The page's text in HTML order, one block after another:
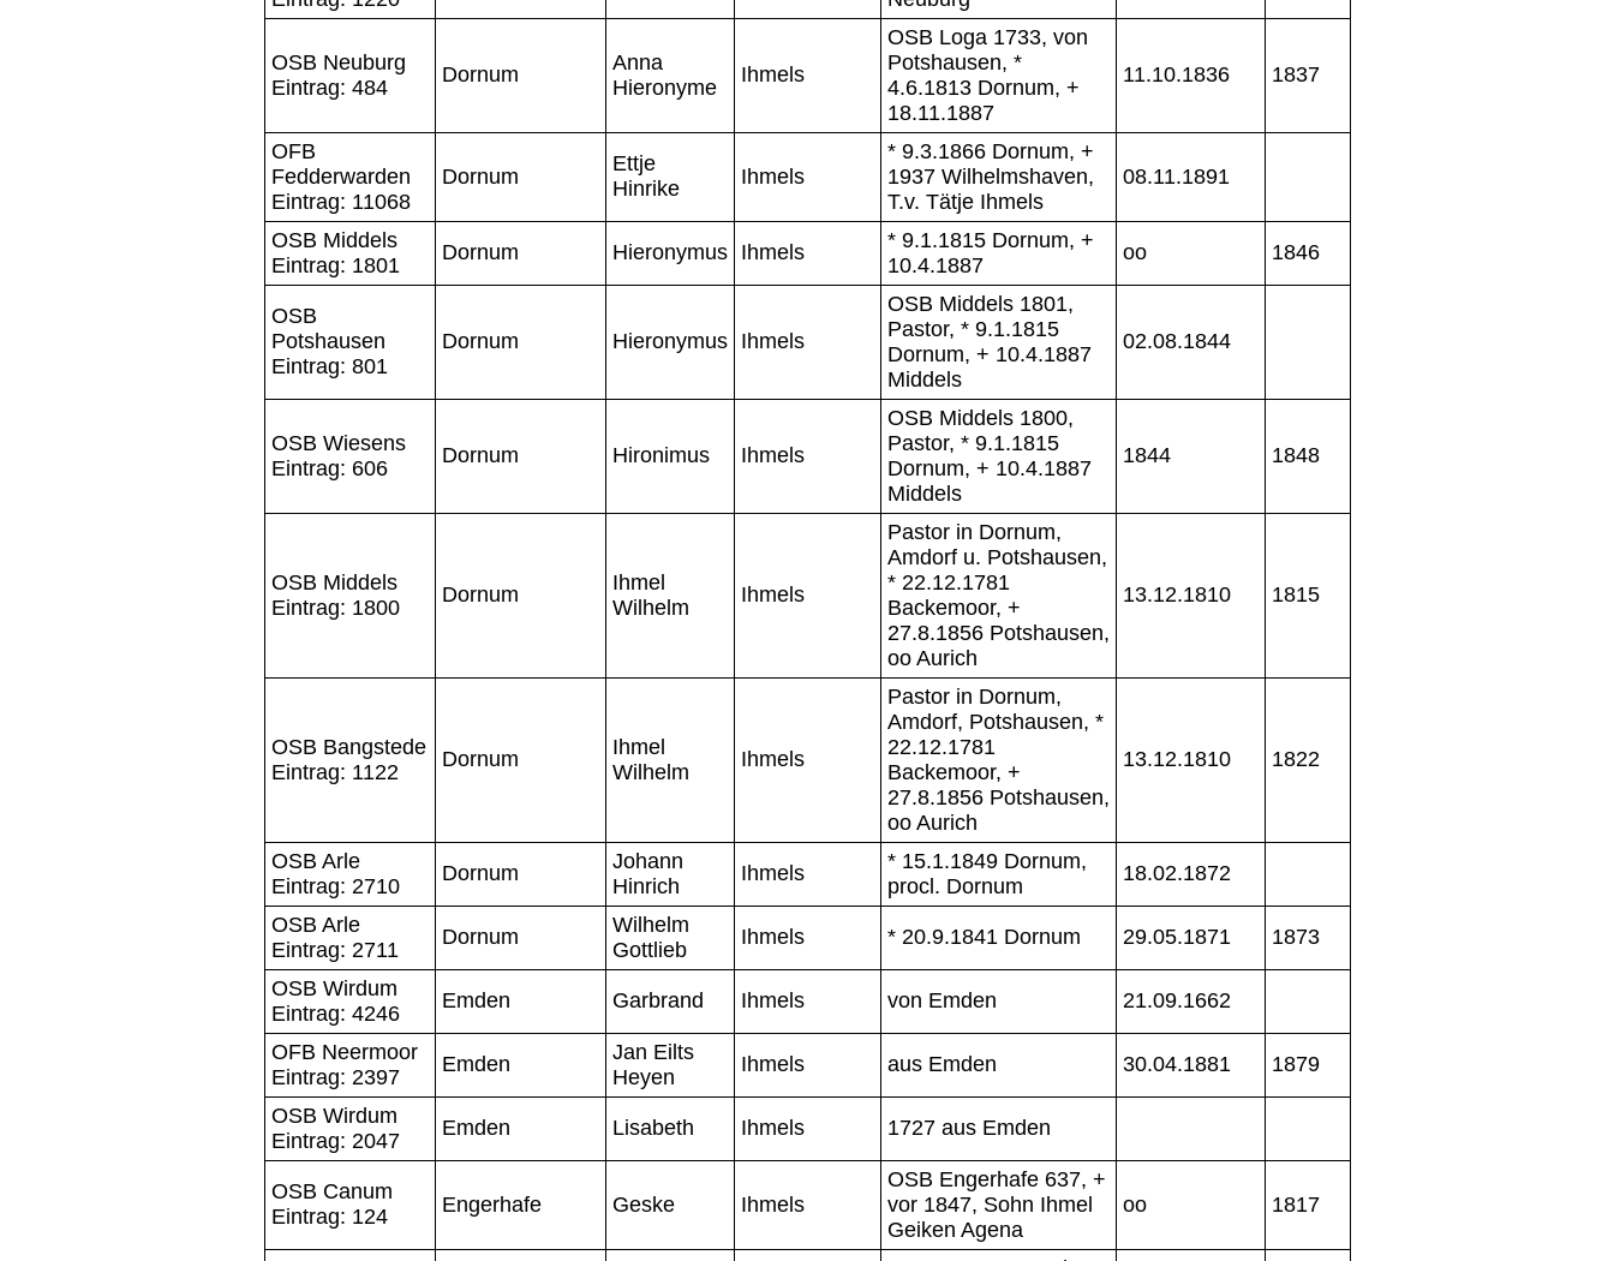
OSB Neuburg
Eintrag: 484
Dornum
Anna
Hieronyme
Ihmels
OSB Loga 1733, von
Potshausen, *
4.6.1813 Dornum, +
18.11.1887
11.10.1836 1837
OFB
Fedderwarden
Eintrag: 11068
Dornum
Ettje
Hinrike
Ihmels
* 9.3.1866 Dornum, +
1937 Wilhelmshaven,
T.v. Tätje Ihmels
08.11.1891
OSB Middels
Eintrag: 1801
Dornum Hieronymus Ihmels
* 9.1.1815 Dornum, +
10.4.1887
oo 1846
OSB
Potshausen
Eintrag: 801
Dornum Hieronymus Ihmels
OSB Middels 1801,
Pastor, * 9.1.1815
Dornum, + 10.4.1887
Middels
02.08.1844
OSB Wiesens
Eintrag: 606
Dornum Hironimus Ihmels
OSB Middels 1800,
Pastor, * 9.1.1815
Dornum, + 10.4.1887
Middels
1844 1848
OSB Middels
Eintrag: 1800
Dornum
Ihmel
Wilhelm
Ihmels
Pastor in Dornum,
Amdorf u. Potshausen,
* 22.12.1781
Backemoor, +
27.8.1856 Potshausen,
oo Aurich
13.12.1810 1815
OSB Bangstede
Eintrag: 1122
Dornum
Ihmel
Wilhelm
Ihmels
Pastor in Dornum,
Amdorf, Potshausen, *
22.12.1781
Backemoor, +
27.8.1856 Potshausen,
oo Aurich
13.12.1810 1822
OSB Arle
Eintrag: 2710
Dornum
Johann
Hinrich
Ihmels
* 15.1.1849 Dornum,
procl. Dornum
18.02.1872
OSB Arle
Eintrag: 2711
Dornum
Wilhelm
Gottlieb
Ihmels * 20.9.1841 Dornum 29.05.1871 1873
OSB Wirdum
Eintrag: 4246
Emden Garbrand Ihmels von Emden 21.09.1662
OFB Neermoor
Eintrag: 2397
Emden
Jan Eilts
Heyen
Ihmels aus Emden 30.04.1881 1879
OSB Wirdum
Eintrag: 2047
Emden Lisabeth Ihmels 1727 aus Emden
OSB Canum
Eintrag: 124
Engerhafe Geske Ihmels
OSB Engerhafe 637, +
vor 1847, Sohn Ihmel
Geiken Agena
oo 1817